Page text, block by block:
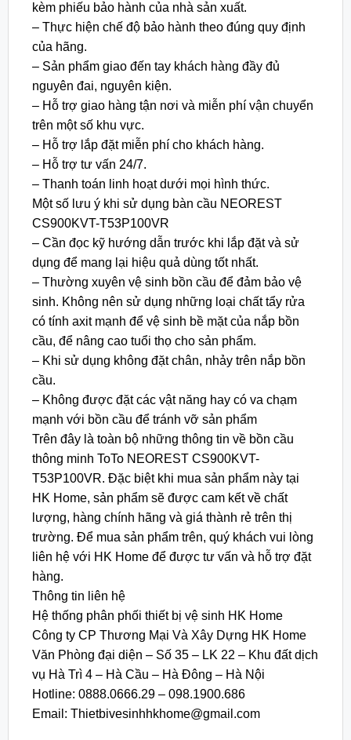
kèm phiếu bảo hành của nhà sản xuất.
– Thực hiện chế độ bảo hành theo đúng quy định
của hãng.
– Sản phẩm giao đến tay khách hàng đầy đủ
nguyên đai, nguyên kiện.
– Hỗ trợ giao hàng tận nơi và miễn phí vận chuyển
trên một số khu vực.
– Hỗ trợ lắp đặt miễn phí cho khách hàng.
– Hỗ trợ tư vấn 24/7.
– Thanh toán linh hoạt dưới mọi hình thức.
Một số lưu ý khi sử dụng bàn cầu NEOREST
CS900KVT-T53P100VR
– Cần đọc kỹ hướng dẫn trước khi lắp đặt và sử
dụng để mang lại hiệu quả dùng tốt nhất.
– Thường xuyên vệ sinh bồn cầu để đảm bảo vệ
sinh. Không nên sử dụng những loại chất tẩy rửa
có tính axit mạnh để vệ sinh bề mặt của nắp bồn
cầu, để nâng cao tuổi thọ cho sản phẩm.
– Khi sử dụng không đặt chân, nhảy trên nắp bồn
cầu.
– Không được đặt các vật năng hay có va chạm
mạnh với bồn cầu để tránh vỡ sản phẩm
Trên đây là toàn bộ những thông tin về bồn cầu
thông minh ToTo NEOREST CS900KVT-
T53P100VR. Đặc biệt khi mua sản phẩm này tại
HK Home, sản phẩm sẽ được cam kết về chất
lượng, hàng chính hãng và giá thành rẻ trên thị
trường. Để mua sản phẩm trên, quý khách vui lòng
liên hệ với HK Home để được tư vấn và hỗ trợ đặt
hàng.
Thông tin liên hệ
Hệ thống phân phối thiết bị vệ sinh HK Home
Công ty CP Thương Mại Và Xây Dựng HK Home
Văn Phòng đại diện – Số 35 – LK 22 – Khu đất dịch
vụ Hà Trì 4 – Hà Cầu – Hà Đông – Hà Nội
Hotline: 0888.0666.29 – 098.1900.686
Email: Thietbivesinhhkhome@gmail.com